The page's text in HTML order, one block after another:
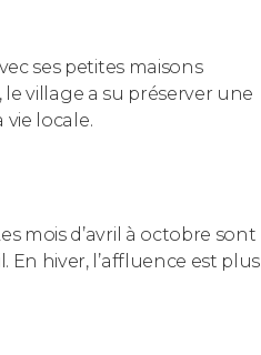
ses petites maisons
village a su préserver une
locale.
mois d’avril à octobre sont
hiver, l’affluence est plus